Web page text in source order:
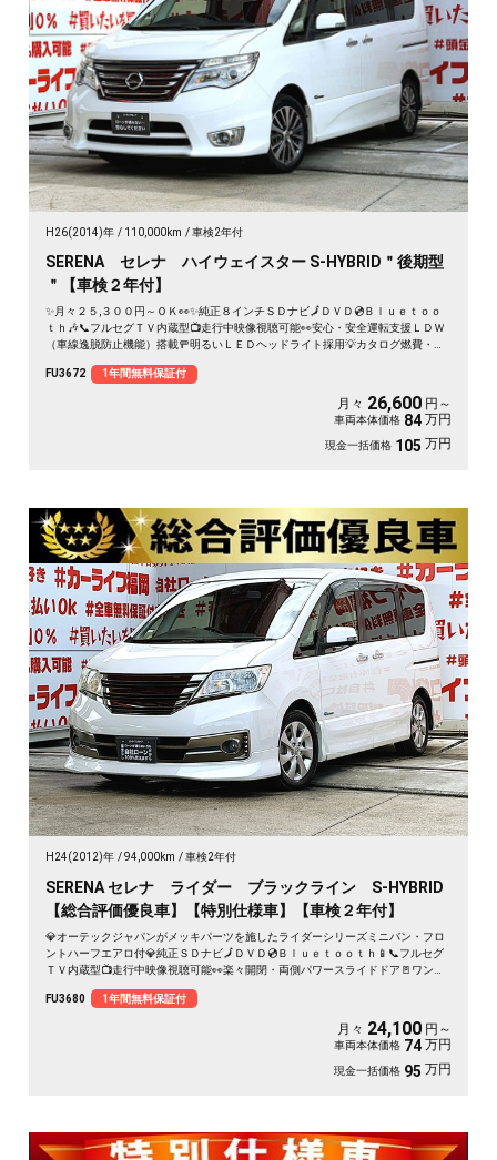
H26(2014)年 110,000km 車検2年付
SERENA セレナ ハイウェイスター S-HYBRID＂後期型
＂【車検２年付】
✨月々２５,３００円～ＯＫ👀✨純正８インチＳＤナビ🗾ＤＶＤ💿Ｂｌｕｅｔｏｏ
ｔｈ🎶📞フルセグＴＶ内蔵型📺走行中映像視聴可能👀安心・安全運転支援ＬＤＷ
（車線逸脱防止機能）搭載🚥明るいＬＥＤヘッドライト採用💡カタログ燃費・Ｊ
ップダウンモニター搭載📺ドライブレコーダ付で安心録画📹納車時新品タイヤ装
FU3672 1年間無料保証付
月々 26,600 円～
車両本体価格 84 万円
現金一括価格 105 万円
H24(2012)年 94,000km 車検2年付
SERENA セレナ ライダー ブラックライン S-HYBRID
【総合評価優良車】【特別仕様車】【車検２年付】
💎オーテックジャパンがメッキパーツを施したライダーシリーズミニバン・フロ
ントハーフエアロ付💎純正ＳＤナビ🗾ＤＶＤ💿Ｂｌｕｅｔｏｏｔｈ📱📞フルセグ
ＴＶ内蔵型📺走行中映像視聴可能👀楽々開閉・両側パワースライドドア🚪ワンプ
ルパイン１０.２インチフリップダウンモニター付でリアのエンタメも充実👀クル
ーズコントロール装備🌈ＨＩＤヘッドライト＆フォグランプ付で夜間視野確保🔦
FU3680 1年間無料保証付
月々 24,100 円～
車両本体価格 74 万円
現金一括価格 95 万円